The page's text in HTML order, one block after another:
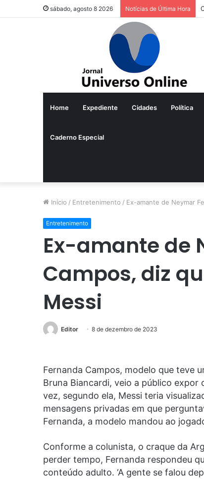
sábado, agosto 8 2026 Notícias de Última Hora
Home Expediente Cidades Política
Caderno Especial
Início / Entretenimento / Ex-amante de Neymar
Entretenimento
Ex-amante de
Campos, diz
Messi
Editor 8 de dezembro de 2023
Fernanda Campos, modelo que teve
Bruna Biancardi, veio a público
vez, segundo ela, Messi teria
mensagens privadas em que
Fernanda, a modelo mandou ao
Conforme a colunista, o craque da
perder tempo, Fernanda respondeu
conteúdo adulto. ‘A gente se falou